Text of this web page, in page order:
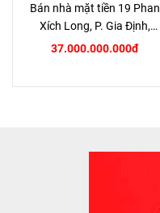
Bán nhà mặt tiền 19 Phan
Xích Long, P. Gia Định,
TP.HCM
37.000.000.000đ